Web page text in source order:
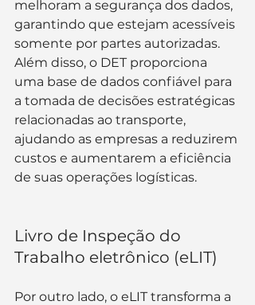
melhoram a segurança dos dados,
garantindo que estejam acessíveis
somente por partes autorizadas.
Além disso, o DET proporciona
uma base de dados confiável para
a tomada de decisões estratégicas
relacionadas ao transporte,
ajudando as empresas a reduzirem
custos e aumentarem a eficiência
de suas operações logísticas.
Livro de Inspeção do
Trabalho eletrônico (eLIT)
Por outro lado, o eLIT transforma a